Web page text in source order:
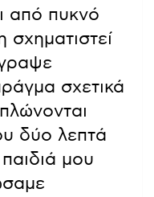
από πυκνό
σχετικά
δύο λεπτά
μου